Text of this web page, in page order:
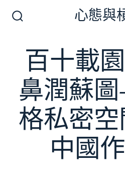
切
關
心態與
百十載
鼻潤蘇
格私密
中國